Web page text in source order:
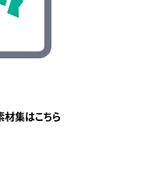
材集はこちら